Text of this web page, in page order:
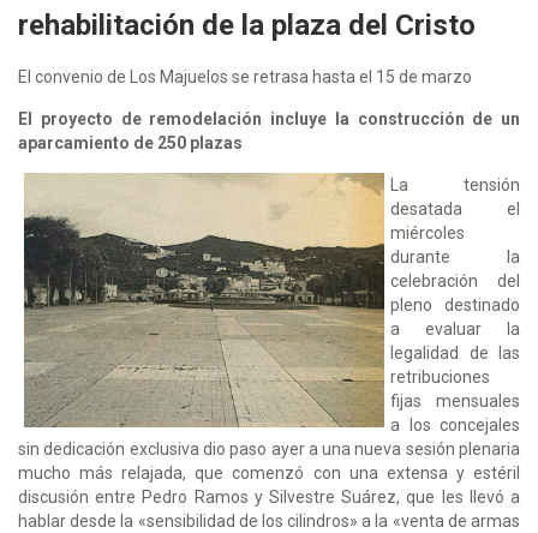
rehabilitación de la plaza del Cristo
El convenio de Los Majuelos se retrasa hasta el 15 de marzo
El proyecto de remodelación incluye la construcción de un
aparcamiento de 250 plazas
La tensión
desatada el
miércoles
durante la
celebración del
pleno destinado
a evaluar la
legalidad de las
retribuciones
fijas mensuales
a los concejales
sin dedicación exclusiva dio paso ayer a una nueva sesión plenaria
mucho más relajada, que comenzó con una extensa y estéril
discusión entre Pedro Ramos y Silvestre Suárez, que les llevó a
hablar desde la «sensibilidad de los cilindros» a la «venta de armas